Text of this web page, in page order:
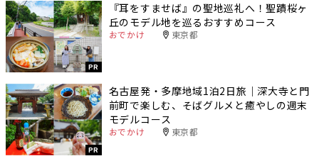
PR
『耳をすませば』の聖地巡礼へ！聖蹟桜ヶ
丘のモデル地を巡るおすすめコース
おでかけ 東京都
PR
名古屋発・多摩地域1泊2日旅｜深大寺と門
前町で楽しむ、そばグルメと癒やしの週末
モデルコース
おでかけ 東京都